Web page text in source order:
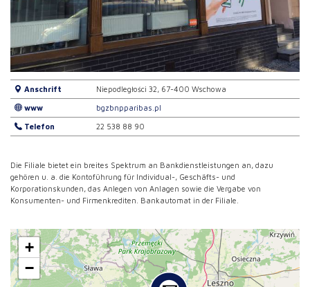
Anschrift Niepodległości 32, 67-400 Wschowa
www bgzbnpparibas.pl
Telefon 22 538 88 90
Die Filiale bietet ein breites Spektrum an Bankdienstleistungen an, dazu
gehören u. a. die Kontoführung für Individual-, Geschäfts- und
Korporationskunden, das Anlegen von Anlagen sowie die Vergabe von
Konsumenten- und Firmenkrediten. Bankautomat in der Filiale.
+
−